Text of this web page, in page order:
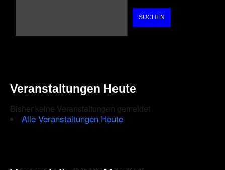
SUCHEN
Veranstaltungen Heute
Bisher keine Veranstaltungen gemeldet
Alle Veranstaltungen Heute